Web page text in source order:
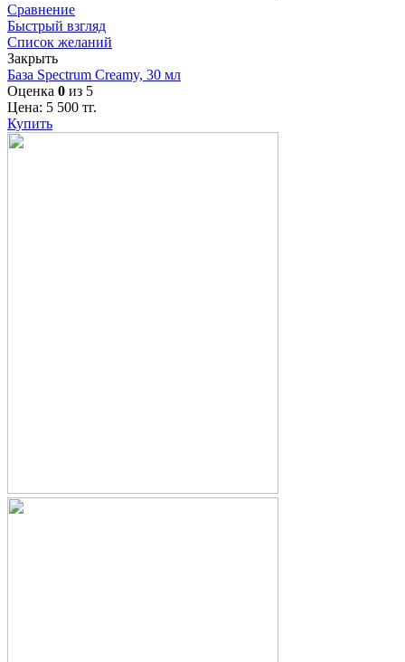
Сравнение
Быстрый взгляд
Список желаний
Закрыть
База Spectrum Creamy, 30 мл
Оценка 0 из 5
Цена: 5 500 тг.
Купить